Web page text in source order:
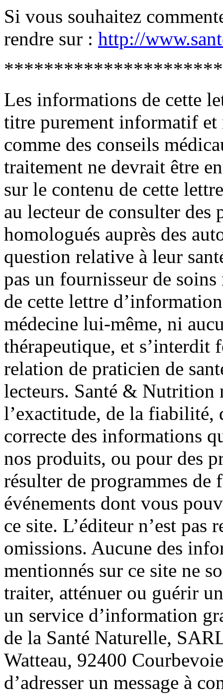
Si vous souhaitez
rendre sur : http://
Les informations de cette
titre purement informatif et
comme des conseils
traitement ne devrait être
sur le contenu de cette
au lecteur de consulter des
homologués auprès des
question relative à leur
pas un fournisseur de
de cette lettre
médecine lui-même, ni
thérapeutique, et s’interdit
relation de praticien de
lecteurs. Santé & Nutrition
l’exactitude, de la fiabilité,
correcte des informations
nos produits, ou pour des
résulter de programmes
événements dont vous
ce site. L’éditeur n’est pas
omissions. Aucune des
mentionnés sur ce site ne
traiter, atténuer ou guérir
un service d’information
de la Santé Naturelle,
Watteau, 92400
d’adresser un message à